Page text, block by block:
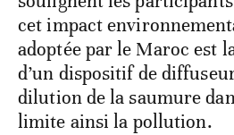
cet impact
adoptée par le Maroc est
d’un dispositif de
dilution de la saumure
limite ainsi la pollution.